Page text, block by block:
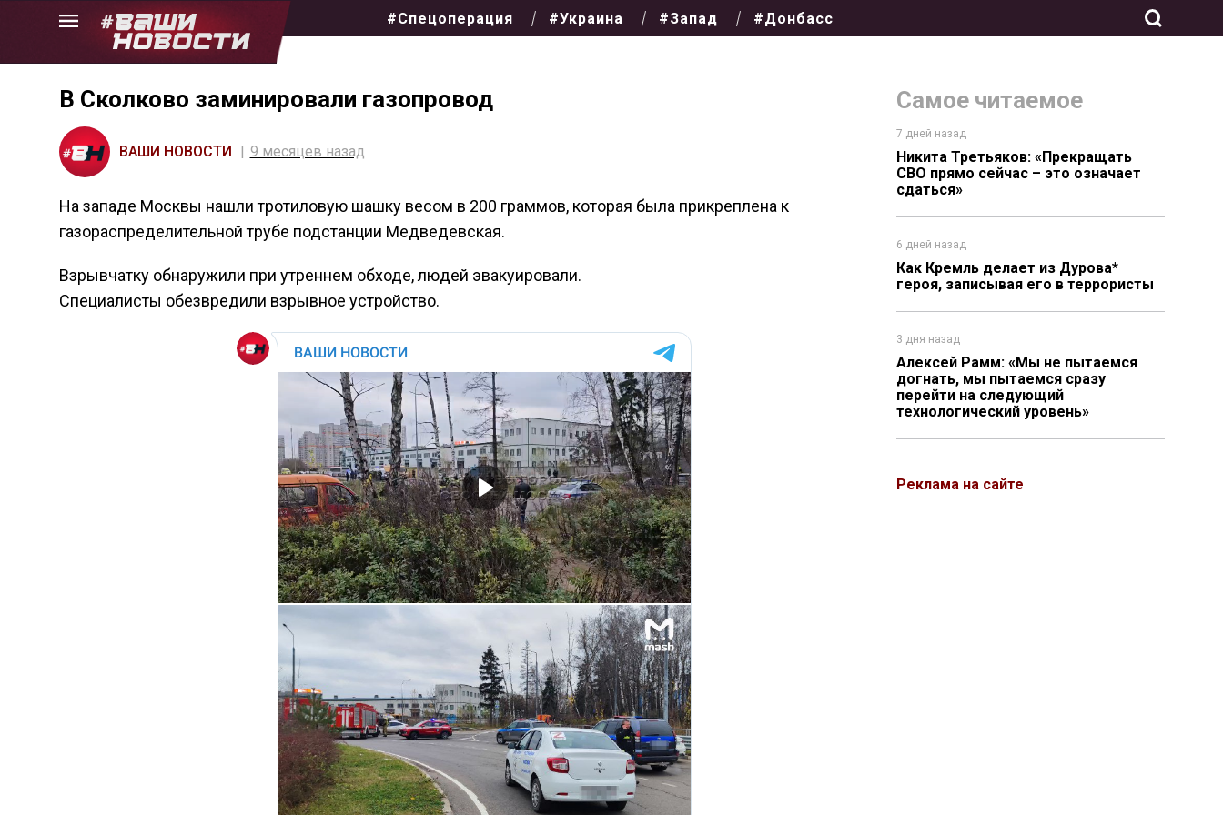
Skip
#Спецоперация #Украина #Запад #Донбасс
Самое читаемое
7 дней назад
Никита Третьяков: «Прекращать
СВО прямо сейчас – это означает
сдаться»
6 дней назад
Как Кремль делает из Дурова*
героя, записывая его в террористы
3 дня назад
Алексей Рамм: «Мы не пытаемся
догнать, мы пытаемся сразу
перейти на следующий
технологический уровень»
Реклама на сайте
В Сколково заминировали газопровод
ВАШИ НОВОСТИ 9 месяцев назад
На западе Москвы нашли тротиловую шашку весом в 200 граммов, которая была прикреплена к
газораспределительной трубе подстанции Медведевская.
Взрывчатку обнаружили при утреннем обходе, людей эвакуировали.
Специалисты обезвредили взрывное устройство.